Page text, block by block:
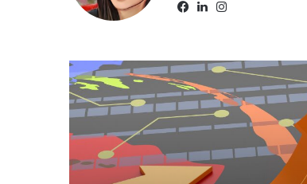
فيسبوكلينكدإنانستقرام